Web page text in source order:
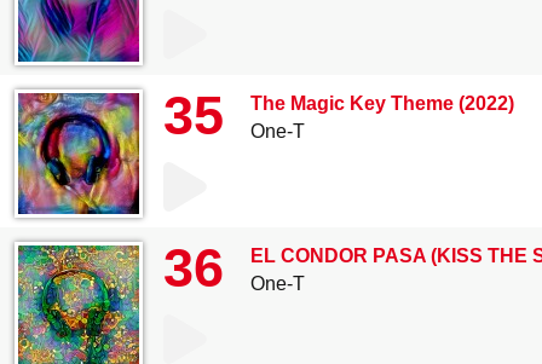
35
The Magic Key Theme (2022)
One-T
36
EL CONDOR PASA (KISS
One-T